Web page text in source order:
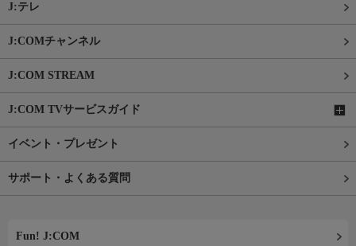
J:テレ
J:COMチャンネル
J:COM STREAM
J:COM TVサービスガイド
イベント・プレゼント
サポート・よくある質問
Fun! J:COM